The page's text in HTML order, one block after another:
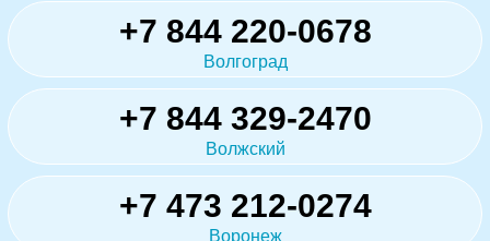
+7 844 220-0678
Волгоград
+7 844 329-2470
Волжский
+7 473 212-0274
Воронеж